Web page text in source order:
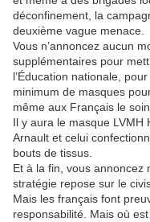
déconfinement, la
deuxième vague menace.
Vous n’annoncez aucun
supplémentaires pour
l’Éducation nationale,
minimum de masques
même aux Français le
Il y aura le masque LVMH
Arnault et celui
bouts de tissus.
Et à la fin, vous annoncez
stratégie repose sur le
Mais les français font
responsabilité. Mais où